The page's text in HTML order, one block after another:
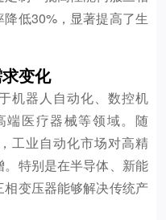
低30%，显著提高了生
变化
机器人自动化、数控机
端医疗器械等领域。随
工业自动化市场对高精
特别是在半导体、新能
变压器能够解决传统产